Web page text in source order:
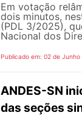
Em votação
dois minutos,
(PDL 3/2025),
Nacional dos
Publicado em: 02 de Junho
ANDES-SN
das seções